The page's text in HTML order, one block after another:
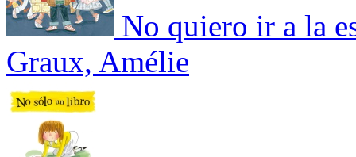
No quiero ir a la
Graux, Amélie